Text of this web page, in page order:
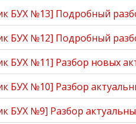
БУХ №13] Подробный
БУХ №12] Подробный
БУХ №11] Разбор новых
БУХ №10] Разбор
БУХ №9] Разбор